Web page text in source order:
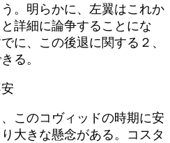
。明らかに、左翼はこれか
詳細に論争することにな
に、この後退に関する２、
る。
このコヴィッドの時期に安
大きな懸念がある。コスタ